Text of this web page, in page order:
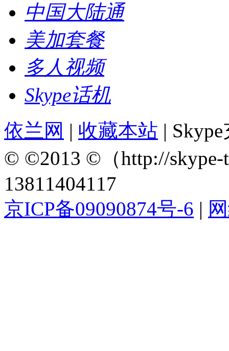
中国大陆通
美加套餐
多人视频
Skype话机
依兰网 | 收藏本站 |
© ©2013 ©（http://skype-
13811404117
京ICP备09090874号-6 |